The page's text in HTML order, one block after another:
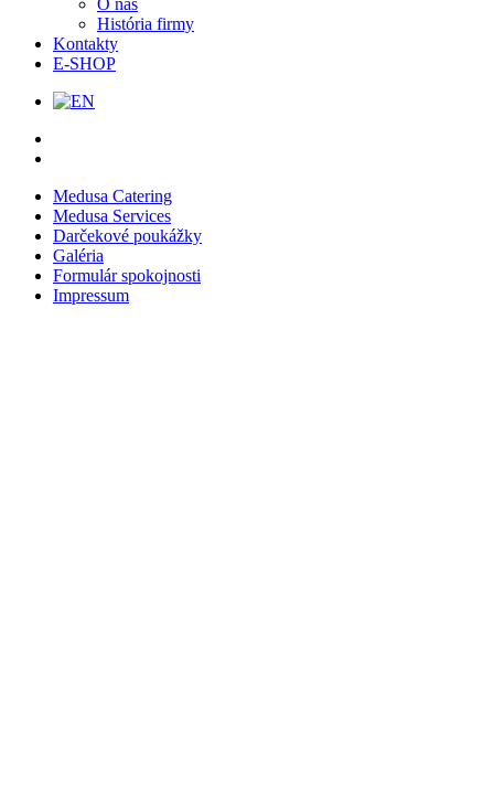
História firmy
Kontakty
E-SHOP
Medusa Catering
Medusa Services
Darčekové poukážky
Galéria
Formulár spokojnosti
Impressum